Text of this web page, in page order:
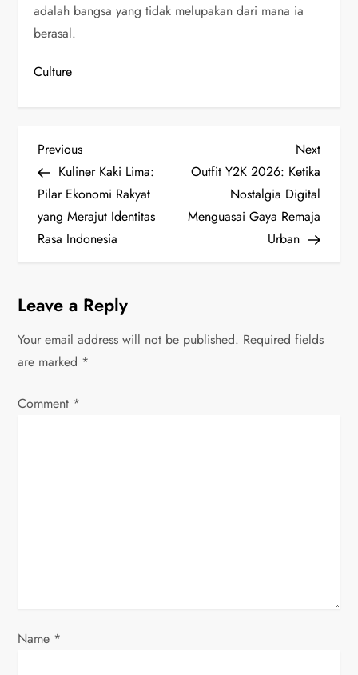
adalah bangsa yang tidak melupakan dari mana ia
berasal.
Culture
P
o
s
n
a
v
i
Previous
Post
Previous
Kuliner Kaki Lima:
Pilar Ekonomi Rakyat
yang Merajut Identitas
Rasa Indonesia
Next
Post
Next
Outfit Y2K 2026: Ketika
Nostalgia Digital
Menguasai Gaya Remaja
Urban
Leave a Reply
Your email address will not be published. Required fields
are marked *
Comment *
Name *